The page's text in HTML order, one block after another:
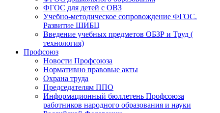
ФГОС для детей с ОВЗ
Учебно-методическое сопровождение ФГОС.
Развитие ШИБЦ
Введение учебных предметов ОБЗР и Труд (
технология)
Профсоюз
Новости Профсоюза
Нормативно правовые акты
Охрана труда
Председателям ППО
Информационный бюллетень Профсоюза
работников народного образования и науки